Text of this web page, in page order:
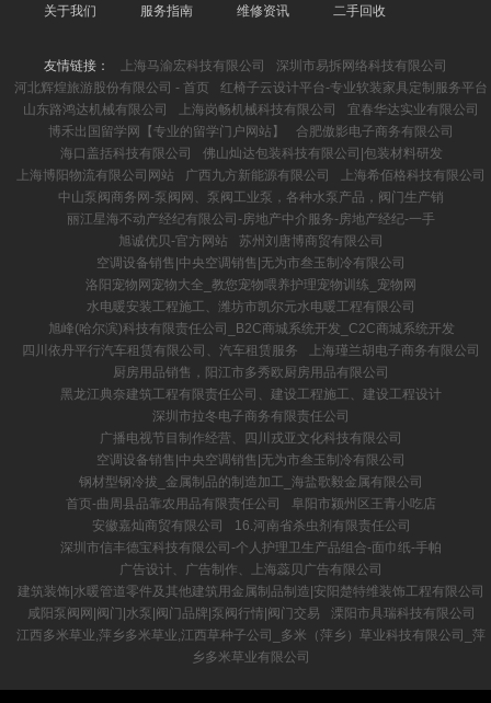
关于我们 服务指南 维修资讯 二手回收
友情链接： 上海马渝宏科技有限公司
深圳市易拆网络科技有限公司
河北辉煌旅游股份有限公司 - 首页
红椅子云设计平台-专业软装家具定制服务平台
山东路鸿达机械有限公司
上海岗畅机械科技有限公司
宜春华达实业有限公司
博禾出国留学网【专业的留学门户网站】
合肥傲影电子商务有限公司
海口盖括科技有限公司
佛山灿达包装科技有限公司|包装材料研发
上海博阳物流有限公司网站
广西九方新能源有限公司
上海希佰格科技有限公司
中山泵阀商务网-泵阀网、泵阀工业泵，各种水泵产品，阀门生产销
丽江星海不动产经纪有限公司-房地产中介服务-房地产经纪-一手
旭诚优贝-官方网站
苏州刘唐博商贸有限公司
空调设备销售|中央空调销售|无为市叁玉制冷有限公司
洛阳宠物网宠物大全_教您宠物喂养护理宠物训练_宠物网
水电暖安装工程施工、潍坊市凯尔元水电暖工程有限公司
旭峰(哈尔滨)科技有限责任公司_B2C商城系统开发_C2C商城系统开发
四川依丹平行汽车租赁有限公司、汽车租赁服务
上海瑾兰胡电子商务有限公司
厨房用品销售，阳江市多秀欧厨房用品有限公司
黑龙江典奈建筑工程有限责任公司、建设工程施工、建设工程设计
深圳市拉冬电子商务有限责任公司
广播电视节目制作经营、四川戎亚文化科技有限公司
空调设备销售|中央空调销售|无为市叁玉制冷有限公司
钢材型钢冷拔_金属制品的制造加工_海盐歌毅金属有限公司
首页-曲周县品靠农用品有限责任公司
阜阳市颍州区王青小吃店
安徽嘉灿商贸有限公司
16.河南省杀虫剂有限责任公司
深圳市信丰德宝科技有限公司-个人护理卫生产品组合-面巾纸-手帕
广告设计、广告制作、上海蕊贝广告有限公司
建筑装饰|水暖管道零件及其他建筑用金属制品制造|安阳楚特维装饰工程有限公司
咸阳泵阀网|阀门|水泵|阀门品牌|泵阀行情|阀门交易
溧阳市具瑞科技有限公司
江西多米草业,萍乡多米草业,江西草种子公司_多米（萍乡）草业科技有限公司_萍
乡多米草业有限公司